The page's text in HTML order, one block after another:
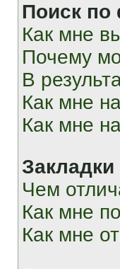
Поиск
Как мне
Почему
В
Как мне
Как мне
Чем
Как мне
Как мне